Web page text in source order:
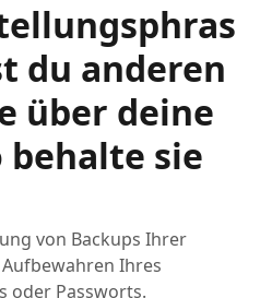
du anderen
über deine
behalte sie
von Backups Ihrer
Ihres
oder Passworts.